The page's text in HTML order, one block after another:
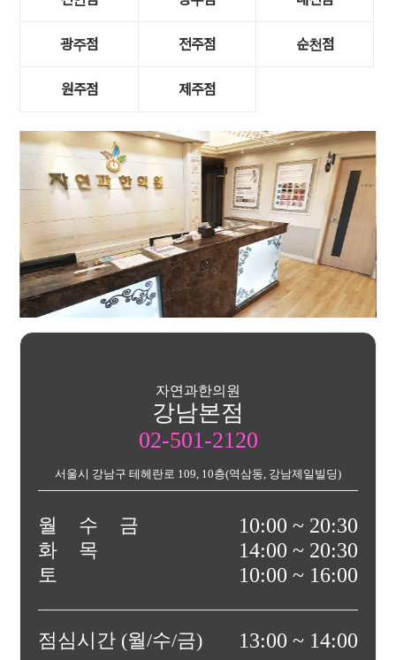
광주점 전주점 순천점
원주점 제주점
자연과한의원
강남본점
02-501-2120
서울시 강남구 테헤란로 109, 10층(역삼동, 강남제일빌딩)
월 수 금 10:00 ~ 20:30
화 목 14:00 ~ 20:30
토 10:00 ~ 16:00
점심시간 (월/수/금) 13:00 ~ 14:00